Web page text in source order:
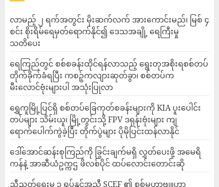
လာမည့် ၂ ရက်အတွင်း မိုးဆက်လက် အားကောင်းမည်၊ မြစ် ၄
စင်း စိုးရိမ်ရေမှတ်ရောက်နိုင်၍ ဒေသအချို့ ရေကြီးမှု
သတိပေး
ရေကြည်တွင် စစ်စခန်းထိုင်ရန်လာသည့် ရွေးတုအစိုးရစစ်တပ်
တိုက်ခိုက်ခံရပြီး ကစဉ့်ကလျားဆုတ်ခွာ၊ စစ်တပ်က
မီးလောင်ဗုံးများပါ အသုံးပြုလာ
‎ရွှေကူမြို့ပြင်ရှိ စစ်တပ်ခြေကုတ်စခန်းများကို KIA ပူးပေါင်း
တပ်များ သိမ်းယူ၊ မြို့တွင်းသို့ FPV ဒရုန်းဗုံးများ ကျ
ရောက်ပေါက်ကွဲခဲ့ပြီး တိုက်ပွဲများ ပိုမိုပြင်းထန်လာနိုင်
ဒေါ်အောင်ဆန်းစုကြည်ကို ခြွင်းချက်မရှိ လွှတ်ပေးဖို့ အမေရိ
ကန်နဲ့ အာဆီယံဥက္ကဌ ဖိလစ်ပိုင် ထပ်လောင်းတောင်းဆို
ညီညွတ်ရေးမူ ၃ ရပ်နှင့်အညီ SCEF ၏ စစ်မဟာဗျူဟာ